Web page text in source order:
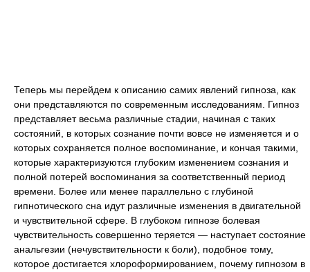
Теперь мы перейдем к описанию самих явлений гипноза, как
они представляются по современным исследованиям. Гипноз
представляет весьма различные стадии, начиная с таких
состояний, в которых сознание почти вовсе не изменяется и о
которых сохраняется полное воспоминание, и кончая такими,
которые характеризуются глубоким изменением сознания и
полной потерей воспоминания за соответственный период
времени. Более или менее параллельно с глубиной
гипнотического сна идут различные изменения в двигательной
и чувствительной сфере. В глубоком гипнозе болевая
чувствительность совершенно теряется — наступает состояние
анальгезии (нечувствительности к боли), подобное тому,
которое достигается хлороформированием, почему гипнозом в